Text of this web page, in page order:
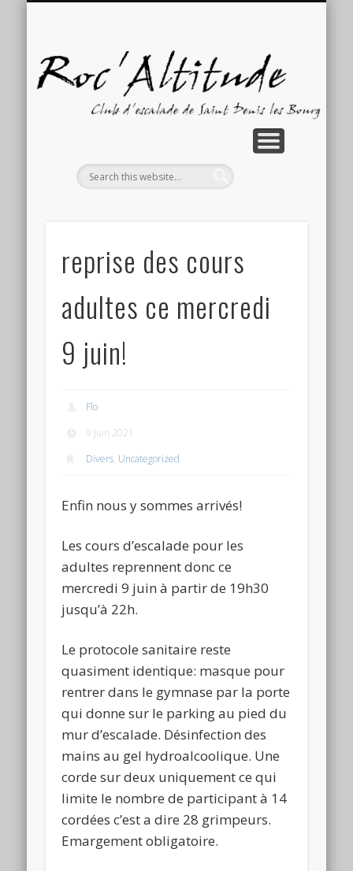
reprise des cours
adultes ce mercredi
9 juin!
Flo
9 juin 2021
Divers, Uncategorized
Enfin nous y sommes arrivés!
Les cours d’escalade pour les
adultes reprennent donc ce
mercredi 9 juin à partir de 19h30
jusqu’à 22h.
Le protocole sanitaire reste
quasiment identique: masque pour
rentrer dans le gymnase par la porte
qui donne sur le parking au pied du
mur d’escalade. Désinfection des
mains au gel hydroalcoolique. Une
corde sur deux uniquement ce qui
limite le nombre de participant à 14
cordées c’est a dire 28 grimpeurs.
Emargement obligatoire.